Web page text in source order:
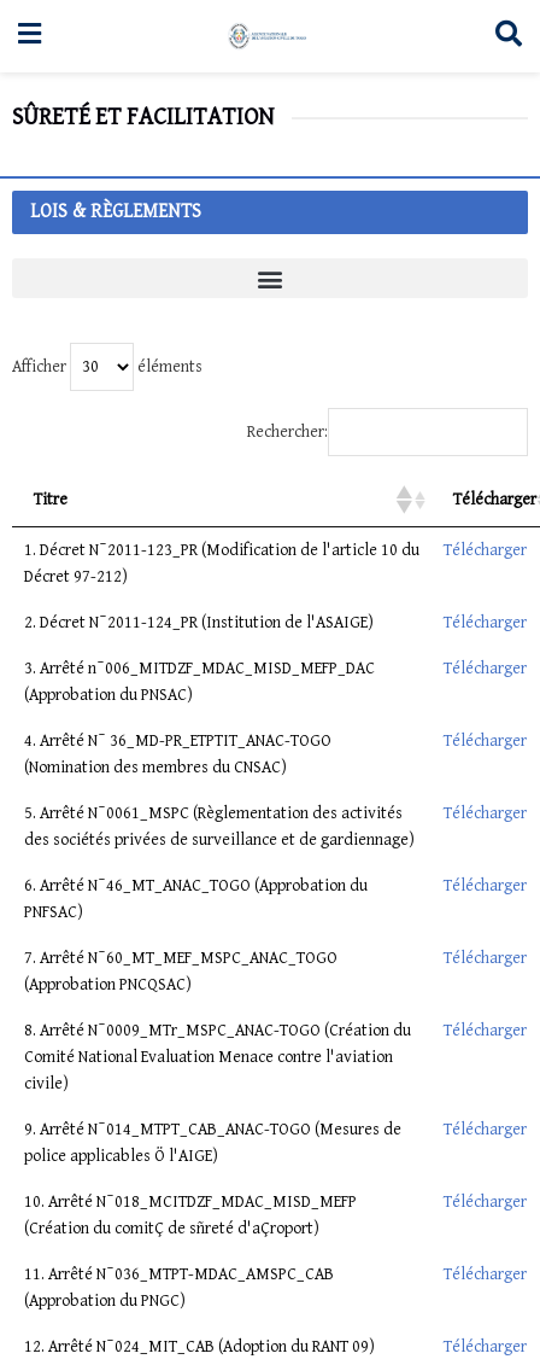
SÛRETÉ ET FACILITATION
LOIS & RÈGLEMENTS
Afficher éléments
Rechercher:
Titre Télécharger
1. Décret N¯2011-123_PR (Modification de l'article 10 du
Décret 97-212)
Télécharger
2. Décret N¯2011-124_PR (Institution de l'ASAIGE) Télécharger
3. Arrêté n¯006_MITDZF_MDAC_MISD_MEFP_DAC
(Approbation du PNSAC)
Télécharger
4. Arrêté N¯ 36_MD-PR_ETPTIT_ANAC-TOGO
(Nomination des membres du CNSAC)
Télécharger
5. Arrêté N¯0061_MSPC (Règlementation des activités
des sociétés privées de surveillance et de gardiennage)
Télécharger
6. Arrêté N¯46_MT_ANAC_TOGO (Approbation du
PNFSAC)
Télécharger
7. Arrêté N¯60_MT_MEF_MSPC_ANAC_TOGO
(Approbation PNCQSAC)
Télécharger
8. Arrêté N¯0009_MTr_MSPC_ANAC-TOGO (Création du
Comité National Evaluation Menace contre l'aviation
civile)
Télécharger
9. Arrêté N¯014_MTPT_CAB_ANAC-TOGO (Mesures de
police applicables Ö l'AIGE)
Télécharger
10. Arrêté N¯018_MCITDZF_MDAC_MISD_MEFP
(Création du comitÇ de sñreté d'aÇroport)
Télécharger
11. Arrêté N¯036_MTPT-MDAC_AMSPC_CAB
(Approbation du PNGC)
Télécharger
12. Arrêté N¯024_MIT_CAB (Adoption du RANT 09) Télécharger